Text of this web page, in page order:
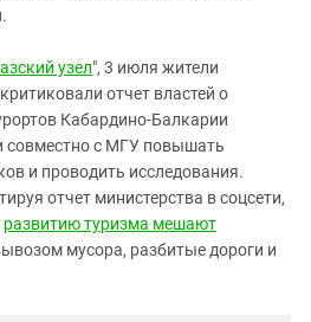
узел", 3 июля жители
отчет властей о
Кабардино-Балкарии
совместно с МГУ повышать
и проводить исследования.
отчет министерства в соцсети,
развитию туризма мешают
мусора, разбитые дороги и